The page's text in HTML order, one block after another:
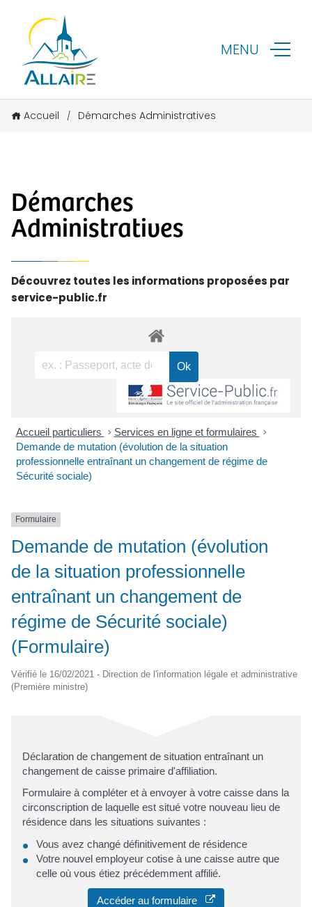
MENU
Accueil / Démarches Administratives
Démarches
Administratives
Découvrez toutes les informations proposées par
service-public.fr
Accueil particuliers > Services en ligne et formulaires >
Demande de mutation (évolution de la situation
professionnelle entraînant un changement de régime de
Sécurité sociale)
Formulaire
Demande de mutation (évolution
de la situation professionnelle
entraînant un changement de
régime de Sécurité sociale)
(Formulaire)
Vérifié le 16/02/2021 - Direction de l'information légale et administrative
(Première ministre)
Déclaration de changement de situation entraînant un
changement de caisse primaire d'affiliation.
Formulaire à compléter et à envoyer à votre caisse dans la
circonscription de laquelle est situé votre nouveau lieu de
résidence dans les situations suivantes :
Vous avez changé définitivement de résidence
Votre nouvel employeur cotise à une caisse autre que
celle où vous étiez précédemment affilié.
Accéder au formulaire